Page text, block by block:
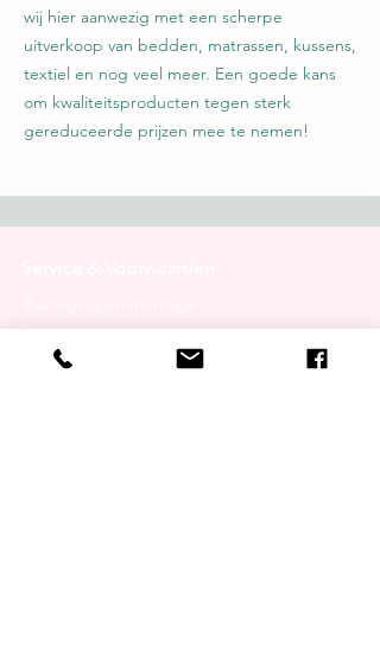
wij hier aanwezig met een scherpe
uitverkoop van bedden, matrassen, kussens,
textiel en nog veel meer. Een goede kans
om kwaliteitsproducten tegen sterk
gereduceerde prijzen mee te nemen!
Retourneren en annuleren
Faillissementsverkoop